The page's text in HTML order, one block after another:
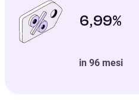
6,99%
in 96 mesi